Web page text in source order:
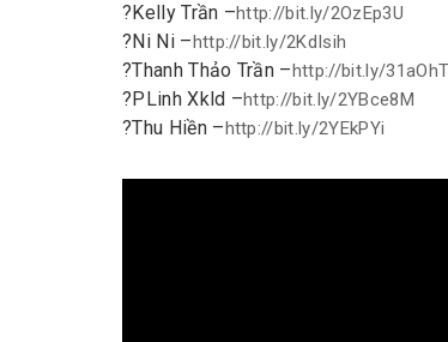
?Kelly Trần –http://bit.ly/2OzEp3U
?Ni Ni –http://bit.ly/2KdIsih
?Thanh Thảo Trần –http://bit.ly/
?PLinh Xkld –http://bit.ly/2YBce8M
?Thu Hiền –http://bit.ly/2YEkPYi